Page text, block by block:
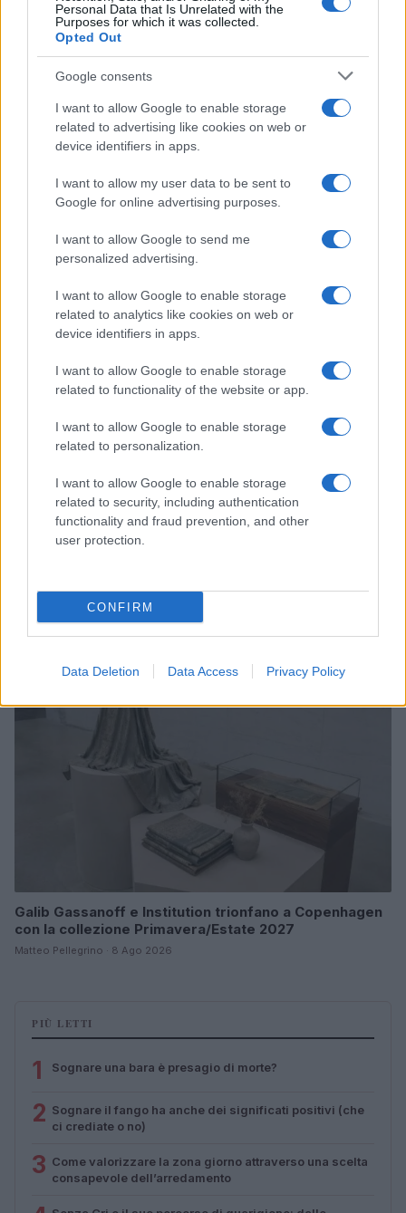
Personal Data that Is Unrelated with the
Purposes for which it was collected.
Opted Out
Google consents
I want to allow Google to enable storage
related to advertising like cookies on web or
device identifiers in apps.
I want to allow my user data to be sent to
Google for online advertising purposes.
I want to allow Google to send me
personalized advertising.
I want to allow Google to enable storage
related to analytics like cookies on web or
device identifiers in apps.
I want to allow Google to enable storage
related to functionality of the website or app.
I want to allow Google to enable storage
related to personalization.
I want to allow Google to enable storage
related to security, including authentication
functionality and fraud prevention, and other
user protection.
CONFIRM
Data Deletion Data Access Privacy Policy
Ricette di mare estive: primi piatti veloci e ricchi di
sapore
Camilla Fiore · 8 Ago 2026
PEOPLE
e benessere
Camilla Fiore · 8 Ago 2026
Galib Gassanoff e Institution trionfano a Copenhagen
con la collezione Primavera/Estate 2027
Matteo Pellegrino · 8 Ago 2026
PIÙ LETTI
1 Sognare una bara è presagio di morte?
2 Sognare il fango ha anche dei significati positivi (che
ci crediate o no)
3 Come valorizzare la zona giorno attraverso una scelta
consapevole dell’arredamento